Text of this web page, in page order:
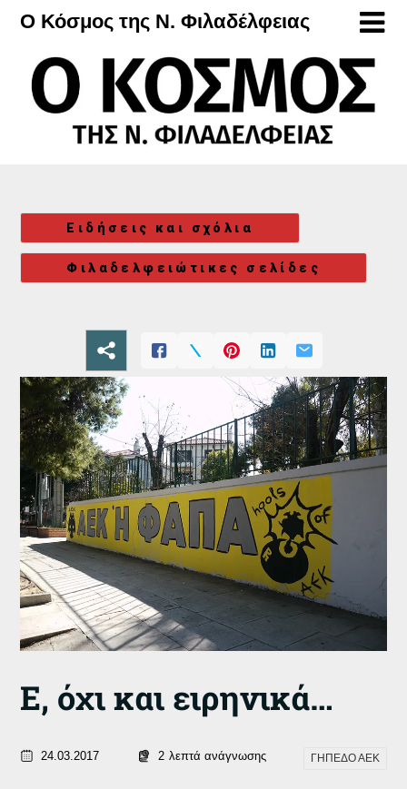
Μετάβαση
περιεχόμενο
Ο Κόσμος της Ν. Φιλαδέλφειας
Ειδήσεις και σχόλια
Φιλαδελφειώτικες σελίδες
Ε, όχι και ειρηνικά…
24.03.2017 2 λεπτά ανάγνωσης ΓΗΠΕΔΟ ΑΕΚ